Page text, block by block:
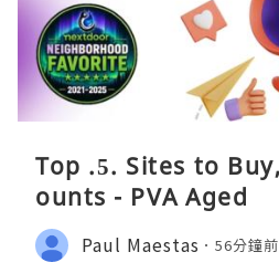
Top .5. Sites to
ounts - PVA Aged
Paul Maestas 56分鐘前